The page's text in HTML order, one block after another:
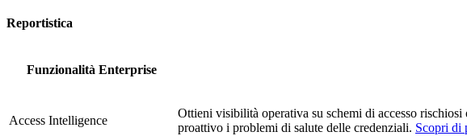
Reportistica
Funzionalità Enterprise
Access Intelligence
Ottieni visibilità operativa su schemi di accesso
proattivo i problemi di salute delle credenziali. Scopri di